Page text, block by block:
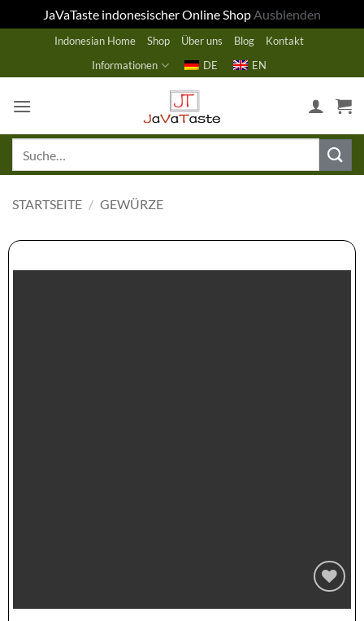
JaVaTaste indonesischer Online ShopAusblenden
springen
Indonesian Home Shop Über uns Blog
Kontakt
Informationen
DE EN
STARTSEITE / GEWÜRZE
Zur